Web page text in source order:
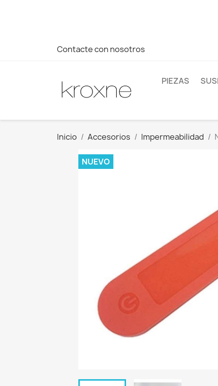
Contacte con nosotros
PIEZAS
Inicio Accesorios Impermeabilidad
NUEVO